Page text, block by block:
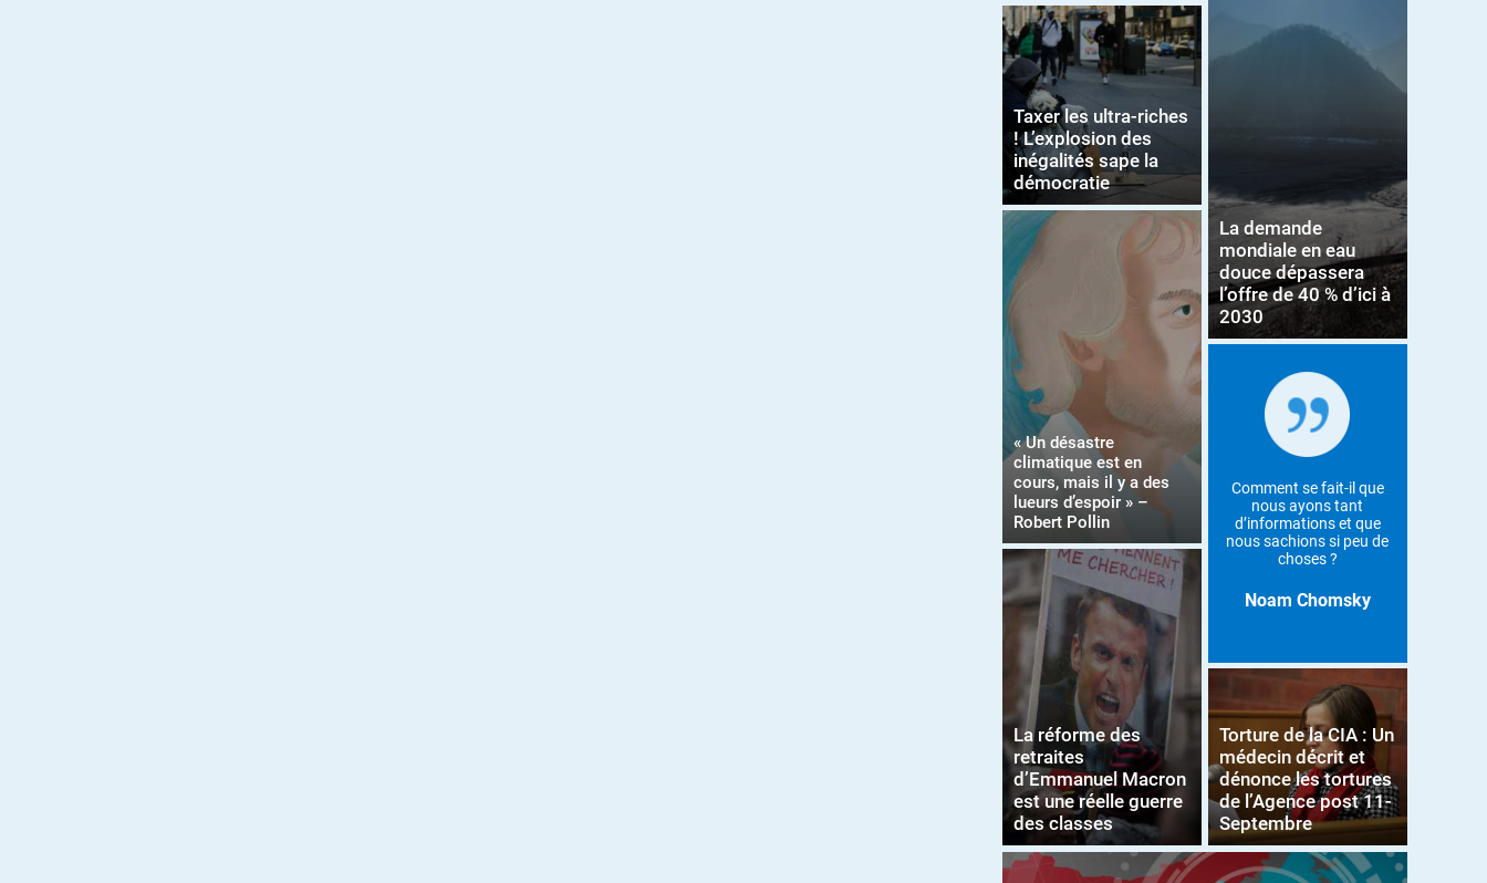
Taxer les ultra-riches
! L’explosion des
inégalités sape la
démocratie
« Un désastre
climatique est en
cours, mais il y a des
lueurs d’espoir » –
Robert Pollin
La réforme des
retraites
d’Emmanuel Macron
est une réelle guerre
des classes
La demande
mondiale en eau
douce dépassera
l’offre de 40 % d’ici à
2030
Comment se fait-il que
nous ayons tant
d’informations et que
nous sachions si peu de
choses ?
Noam Chomsky
Torture de la CIA : Un
médecin décrit et
dénonce les tortures
de l’Agence post 11-
Septembre